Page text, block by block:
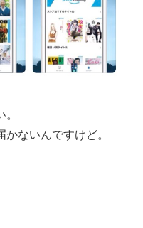
ないんですけど。